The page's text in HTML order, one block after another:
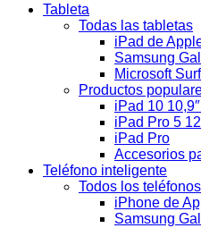
Tableta
Todas las tabletas
iPad de
Samsung
Microsoft
Productos
iPad 10
iPad Pro 5
iPad Pro
Accesorios
Teléfono inteligente
Todos los
iPhone de
Samsung